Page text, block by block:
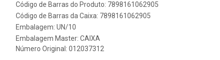
Código de Barras do Produto: 7898161062905
Código de Barras da Caixa: 7898161062905
Embalagem: UN/10
Embalagem Master: CAIXA
Número Original: 012037312